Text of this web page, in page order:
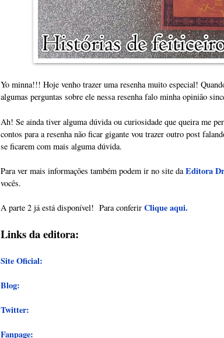
Yo minna!!! Hoje venho trazer uma resenha muito especial!
algumas perguntas sobre ele nessa resenha falo minha opinião
Ah! Se ainda tiver alguma dúvida ou curiosidade que queira me
contos para a resenha não ficar gigante vou trazer outro post
se ficarem com mais alguma dúvida.
Para ver mais informações também podem ir no site da Editora
vocês.
A parte 2 já está disponível! Para conferir Clique aqui.
Links da editora:
Site Oficial:
Blog:
Twitter:
Fanpage: